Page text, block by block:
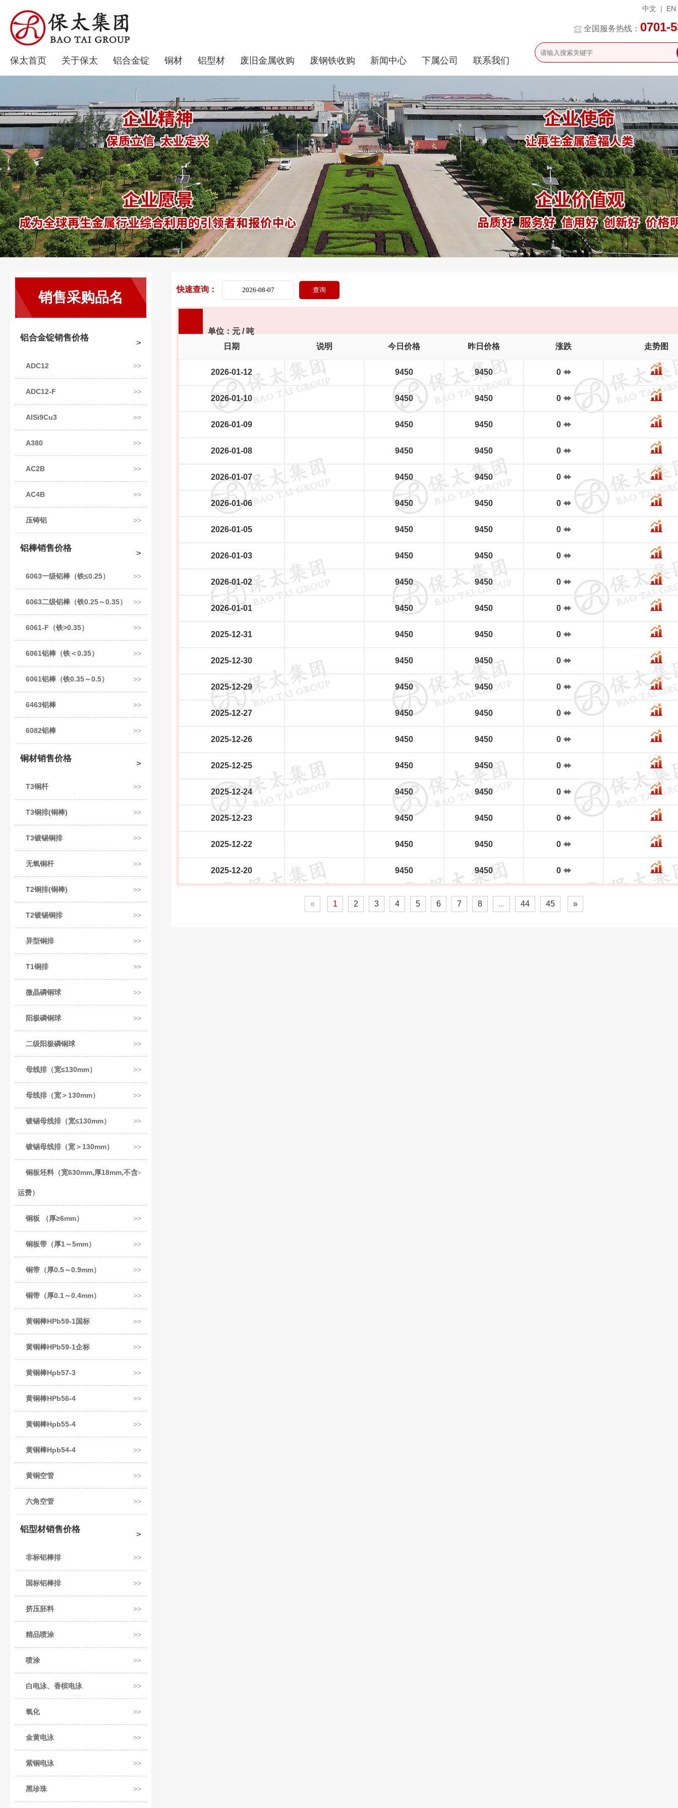
保太首页 关于保太 铝合金锭 铜材 铝型材 废旧金属收购 废钢铁收购 新闻中心 下属公司 联系我们
中文 | EN
全国服务热线： 0701-
销售采购品名
铝合金锭销售价格
ADC12
ADC12-F
AlSi9Cu3
A380
AC2B
AC4B
压铸铝
铝棒销售价格
6063一级铝棒（铁≤0.25）
6063二级铝棒（铁0.25～0.35）
6061-F（铁>0.35）
6061铝棒（铁＜0.35）
6061铝棒（铁0.35～0.5）
6463铝棒
6082铝棒
铜材销售价格
T3铜杆
T3铜排(铜棒)
T3镀锡铜排
无氧铜杆
T2铜排(铜棒)
T2镀锡铜排
异型铜排
T1铜排
微晶磷铜球
阳极磷铜球
二级阳极磷铜球
母线排（宽≤130mm）
母线排（宽＞130mm）
镀锡母线排（宽≤130mm）
镀锡母线排（宽＞130mm）
铜板坯料（宽630mm,厚18mm,不含
运费）
铜板 （厚≥6mm）
铜板带（厚1～5mm）
铜带（厚0.5～0.9mm）
铜带（厚0.1～0.4mm）
黄铜棒HPb59-1国标
黄铜棒HPb59-1企标
黄铜棒Hpb57-3
黄铜棒HPb56-4
黄铜棒Hpb55-4
黄铜棒Hpb54-4
黄铜空管
六角空管
铝型材销售价格
非标铝棒排
国标铝棒排
挤压胚料
精品喷涂
喷涂
白电泳、香槟电泳
氧化
金黄电泳
紫铜电泳
黑珍珠
快速查询：
单位：元 / 吨
日期
说明 今日价格 昨日价格 涨跌 走势图
2026-01-12 9450 9450 0
2026-01-10 9450 9450 0
2026-01-09 9450 9450 0
2026-01-08 9450 9450 0
2026-01-07 9450 9450 0
2026-01-06 9450 9450 0
2026-01-05 9450 9450 0
2026-01-03 9450 9450 0
2026-01-02 9450 9450 0
2026-01-01 9450 9450 0
2025-12-31 9450 9450 0
2025-12-30 9450 9450 0
2025-12-29 9450 9450 0
2025-12-27 9450 9450 0
2025-12-26 9450 9450 0
2025-12-25 9450 9450 0
2025-12-24 9450 9450 0
2025-12-23 9450 9450 0
2025-12-22 9450 9450 0
2025-12-20 9450 9450 0
« 1 2 3 4 5 6 7 8 ... 44 45 »